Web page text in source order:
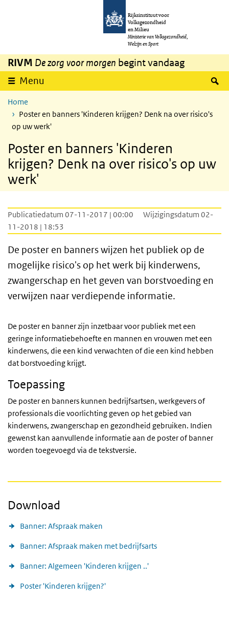
Overslaan en naar de inhoud gaan
Rijksinstituut voor
Volksgezondheid
en Milieu
Ministerie van Volksgezondheid,
Welzijn en Sport
RIVM De zorg voor morgen begint vandaag
Menu
Home
Poster en banners 'Kinderen krijgen? Denk na over risico's
op uw werk'
Poster en banners 'Kinderen
krijgen? Denk na over risico's op uw
werk'
Publicatiedatum 07-11-2017 | 00:00
Wijzigingsdatum 02-
11-2018 | 18:53
De poster en banners wijzen het publiek op de
mogelijke risico's op het werk bij kinderwens,
zwangerschap en het geven van borstvoeding en
verwijzen naar verdiepende informatie.
De poster en banner zijn inzetbaar voor publiek met een
geringe informatiebehoefte en mannen en vrouwen met een
kinderwens, die een kind verwachten of die een kind hebben
dat borstvoeding krijgt.
Toepassing
De poster en banners kunnen bedrijfsartsen, werkgevers of
professionals die voorlichting geven op het gebied van
kinderwens, zwangerschap en gezondheid gebruiken. Indien
gewenst kan aanvullende informatie aan de poster of banner
worden toegevoegd via de tekstversie.
Download
Banner: Afspraak maken
Banner: Afspraak maken met bedrijfsarts
Banner: Algemeen 'Kinderen krijgen ..'
Poster 'Kinderen krijgen?'